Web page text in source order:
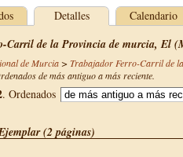
Detalles Calendario
Carril de la Provincia de murcia, El
de Murcia> Trabajador Ferro-Carril de
de más antiguo a más reciente.
. Ordenados
(2 páginas)